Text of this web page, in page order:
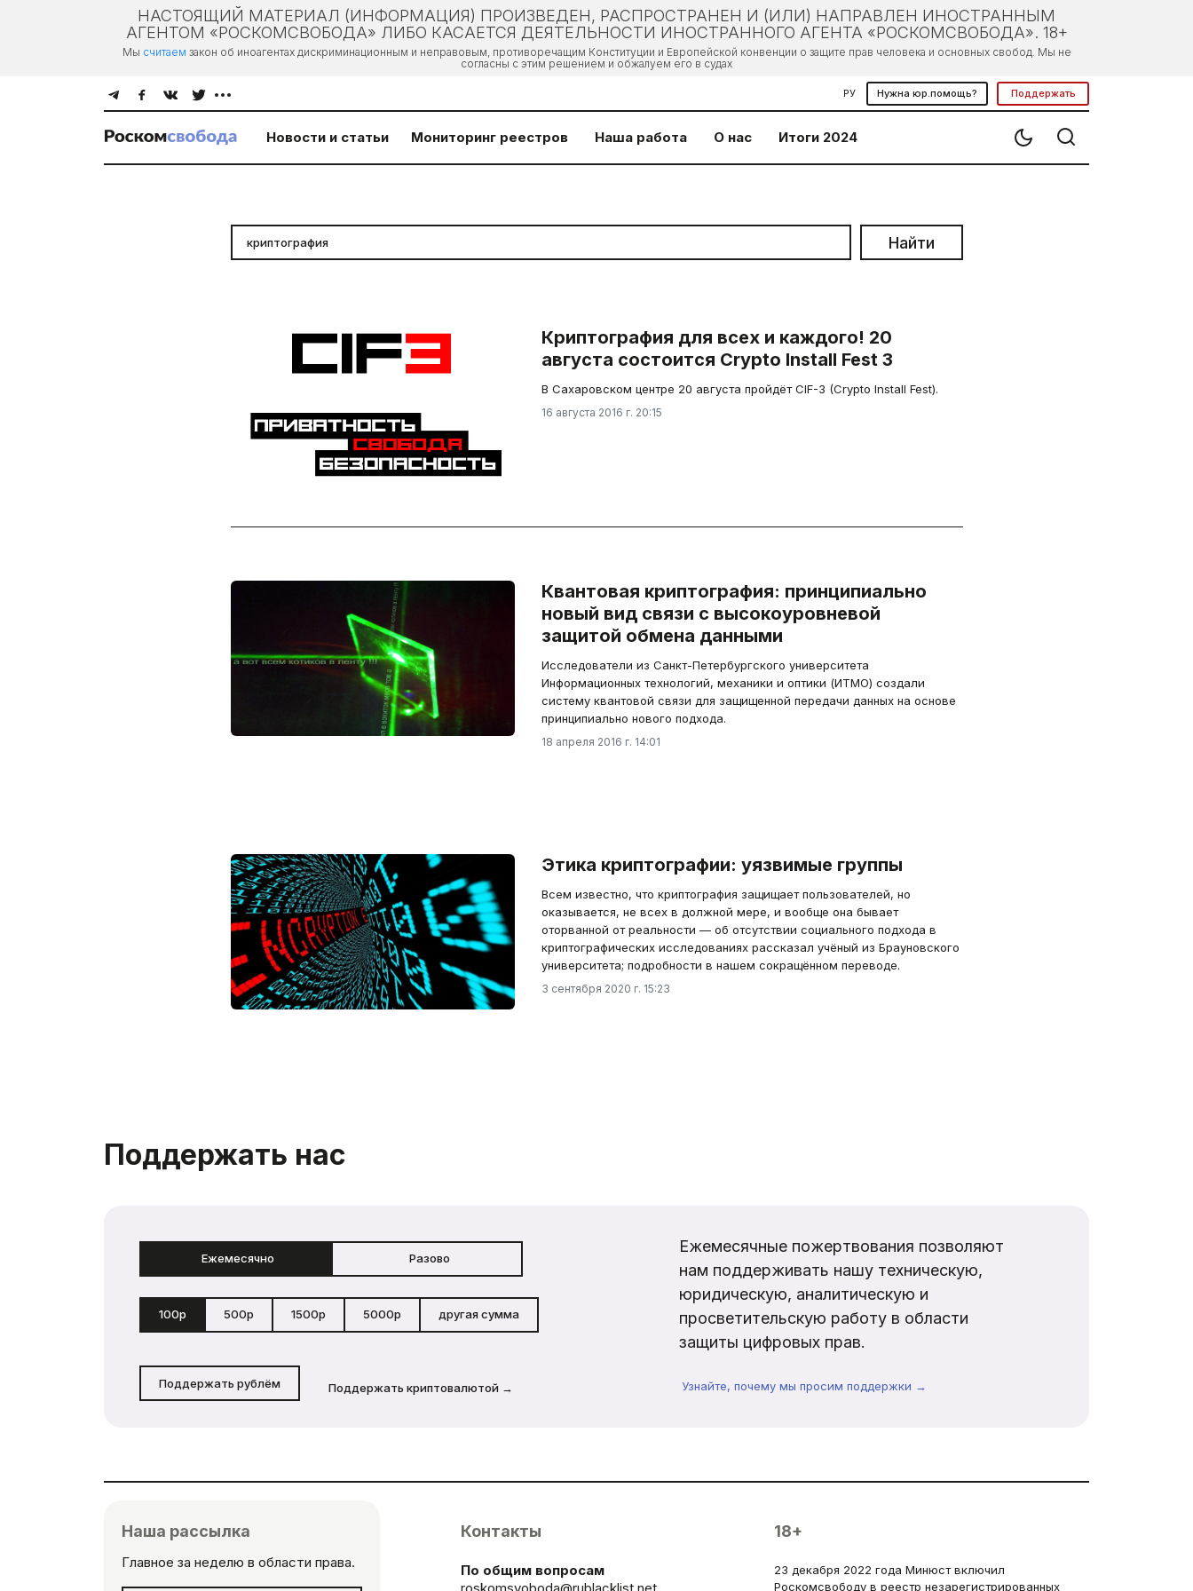
НАСТОЯЩИЙ МАТЕРИАЛ (ИНФОРМАЦИЯ) ПРОИЗВЕДЕН, РАСПРОСТРАНЕН И (ИЛИ) НАПРАВЛЕН ИНОСТРАННЫМ
АГЕНТОМ «РОСКОМСВОБОДА» ЛИБО КАСАЕТСЯ ДЕЯТЕЛЬНОСТИ ИНОСТРАННОГО АГЕНТА «РОСКОМСВОБОДА». 18+
Мы считаем закон об иноагентах дискриминационным и неправовым, противоречащим Конституции и Европейской конвенции о защите прав человека и основных свобод. Мы не
согласны с этим решением и обжалуем его в судах
РУ Нужна юр.помощь? Поддержать
Новости и статьи Мониторинг реестров Наша работа О нас Итоги 2024
Найти
Криптография для всех и каждого! 20
августа состоится Crypto Install Fest 3
В Сахаровском центре 20 августа пройдёт CIF-3 (Crypto Install Fest).
16 августа 2016 г. 20:15
Квантовая криптография: принципиально
новый вид связи с высокоуровневой
защитой обмена данными
Исследователи из Санкт-Петербургского университета
Информационных технологий, механики и оптики (ИТМО) создали
систему квантовой связи для защищенной передачи данных на основе
принципиально нового подхода.
18 апреля 2016 г. 14:01
Этика криптографии: уязвимые группы
Всем известно, что криптография защищает пользователей, но
оказывается, не всех в должной мере, и вообще она бывает
оторванной от реальности — об отсутствии социального подхода в
криптографических исследованиях рассказал учёный из Брауновского
университета; подробности в нашем сокращённом переводе.
3 сентября 2020 г. 15:23
Поддержать нас
Ежемесячно Разово
100р 500р 1500р 5000р другая сумма
Поддержать рублём Поддержать криптовалютой →
Ежемесячные пожертвования позволяют
нам поддерживать нашу техническую,
юридическую, аналитическую и
просветительскую работу в области
защиты цифровых прав.
Узнайте, почему мы просим поддержки →
Наша рассылка
Главное за неделю в области права.
Контакты
По общим вопросам
18+
23 декабря 2022 года Минюст включил
Роскомсвободу в реестр незарегистрированных